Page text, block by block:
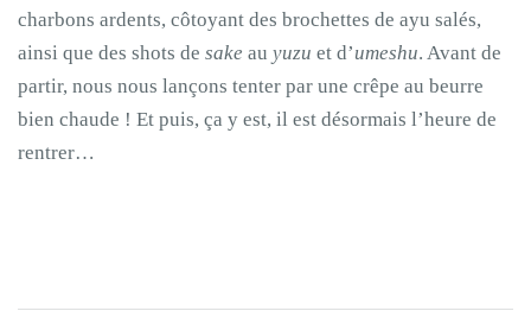
charbons ardents, côtoyant des brochettes de ayu salés,
ainsi que des shots de sake au yuzu et d’umeshu. Avant de
partir, nous nous lançons tenter par une crêpe au beurre
bien chaude ! Et puis, ça y est, il est désormais l’heure de
rentrer…